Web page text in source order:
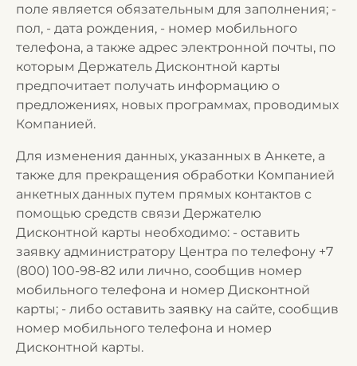
поле является обязательным для заполнения; -
пол, - дата рождения, - номер мобильного
телефона, а также адрес электронной почты, по
которым Держатель Дисконтной карты
предпочитает получать информацию о
предложениях, новых программах, проводимых
Компанией.
Для изменения данных, указанных в Анкете, а
также для прекращения обработки Компанией
анкетных данных путем прямых контактов с
помощью средств связи Держателю
Дисконтной карты необходимо: - оставить
заявку администратору Центра по телефону +7
(800) 100-98-82 или лично, сообщив номер
мобильного телефона и номер Дисконтной
карты; - либо оставить заявку на сайте, сообщив
номер мобильного телефона и номер
Дисконтной карты.